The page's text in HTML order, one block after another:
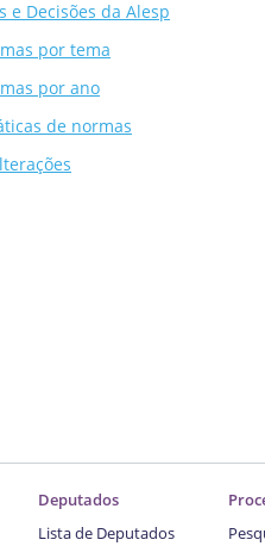
e Decisões da Alesp
por tema
por ano
de normas
Deputados
Lista de Deputados